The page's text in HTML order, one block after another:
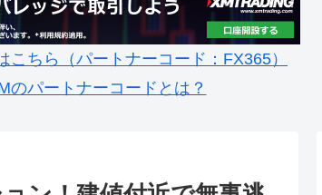
こちら（パートナーコード：FX365）
のパートナーコードとは？